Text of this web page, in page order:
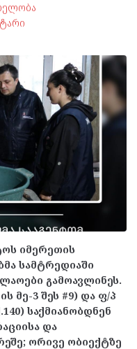
იმერეთის
სამტრედიაში
გამოავლინეს.
მე-3 შეს #9) და ფ/პ
საქმიანობდნენ
და
ორივე ობიექტზე